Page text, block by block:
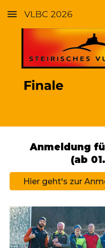
Skip to main content
VLBC 2026
Anmeldung
(ab 01.
Hier geht's zur